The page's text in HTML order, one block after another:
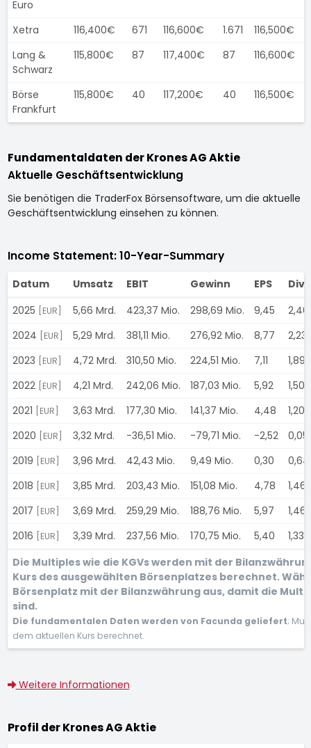
Euro
Xetra 116,400€ 671 116,600€ 1.671
116,500€
Lang &
Schwarz
115,800€ 87 117,400€ 87 116,600€
Börse
Frankfurt
115,800€ 40 117,200€ 40 116,500€
Fundamentaldaten der Krones AG Aktie
Aktuelle Geschäftsentwicklung
Sie benötigen die TraderFox Börsensoftware, um die aktuelle
Geschäftsentwicklung einsehen zu können.
Income Statement: 10-Year-Summary
Datum Umsatz EBIT Gewinn EPS
2025
[EUR] 5,66 Mrd. 423,37 Mio. 298,69 Mio. 9,45
2024
[EUR] 5,29 Mrd. 381,11 Mio. 276,92 Mio. 8,77
2023
[EUR] 4,72 Mrd. 310,50 Mio. 224,51 Mio. 7,11
2022
[EUR] 4,21 Mrd. 242,06 Mio. 187,03 Mio. 5,92
2021
[EUR] 3,63 Mrd. 177,30 Mio. 141,37 Mio. 4,48
2020
[EUR] 3,32 Mrd. -36,51 Mio. -79,71 Mio. -2,52
2019
[EUR] 3,96 Mrd. 42,43 Mio. 9,49 Mio. 0,30
2018
[EUR] 3,85 Mrd. 203,43 Mio. 151,08 Mio. 4,78
2017
[EUR] 3,69 Mrd. 259,29 Mio. 188,76 Mio. 5,97
2016
[EUR] 3,39 Mrd. 237,56 Mio. 170,75 Mio. 5,40
1,33%
Die Multiples wie die KGVs werden mit der
Kurs des ausgewählten Börsenplatzes berechnet.
Börsenplatz mit der Bilanzwährung aus, damit die
sind.
Die fundamentalen Daten werden von Facunda geliefert;
dem aktuellen Kurs berechnet.
Weitere Informationen
Profil der Krones AG Aktie